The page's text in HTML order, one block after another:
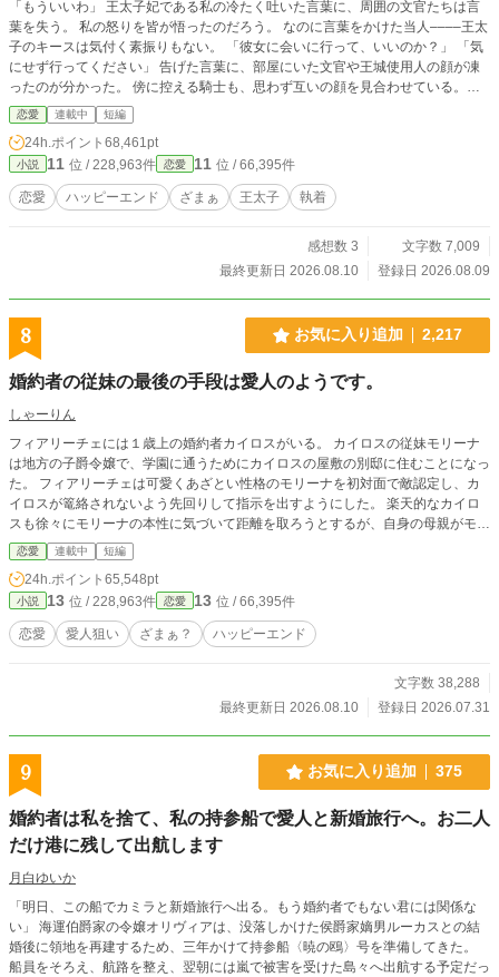
「もういいわ」 王太子妃である私の冷たく吐いた言葉に、周囲の文官たちは言
葉を失う。 私の怒りを皆が悟ったのだろう。 なのに言葉をかけた当人––––王太
子のキースは気付く素振りもない。 「彼女に会いに行って、いいのか？」 「気
にせず行ってください」 告げた言葉に、部屋にいた文官や王城使用人の顔が凍
ったのが分かった。 傍に控える騎士も、思わず互いの顔を見合わせている。
皆、分かっている。 怒鳴られる方がマシだ、泣かれる方が救いがある。 『もう
いい』に込められた意味は、諦めだということに。 「……アイシャ、本当にい
いのか？」 キースの足は、もう出口を向いている。 王太子妃ではなく、別の女
性に会いにいくために…… 「えぇ、どうぞ……好きになさってください」
「……すまない。次は埋め合わせをする！」 出て行くキースの背に、そっと告
げる。 「もう、次なんてないわよ」 その言葉は、走りゆく王太子に届くことは
に尽力してきた。 その努力が軽んじられるのならば。 もう……王太子妃の座に
恋愛 連載中 短編
24h.ポイント 68,461pt
小説 11 位 / 228,963件 恋愛 11 位 / 66,395件
恋愛 ハッピーエンド ざまぁ 王太子 執着
感想数 3
文字数 7,009
最終更新日 2026.08.10
登録日 2026.08.09
8 お気に入り追加 2,217
婚約者の従妹の最後の手段は愛人のようです。
しゃーりん
フィアリーチェには１歳上の婚約者カイロスがいる。 カイロスの従妹モリーナ
は地方の子爵令嬢で、学園に通うためにカイロスの屋敷の別邸に住むことになっ
た。 フィアリーチェは可愛くあざとい性格のモリーナを初対面で敵認定し、カ
イロスが篭絡されないよう先回りして指示を出すようにした。 楽天的なカイロ
スも徐々にモリーナの本性に気づいて距離を取ろうとするが、自身の母親がモリ
ーナを可愛がっており、避けることはできない。 一方、モリーナも最初からカ
イロスの愛人狙いなわけではなく、可愛さと無知さで人目を集めるが、王都で生
まれ育った男の反応は悪い。 フィアリーチェが目を光らせていることからカイ
ロスの愛人になるのも難しいモリーナは、あるパーティーでやらかしてしまうの
だった。
恋愛 連載中 短編
24h.ポイント 65,548pt
小説 13 位 / 228,963件 恋愛 13 位 / 66,395件
恋愛 愛人狙い ざまぁ？ ハッピーエンド
文字数 38,288
最終更新日 2026.08.10
登録日 2026.07.31
9 お気に入り追加 375
婚約者は私を捨て、私の持参船で愛人と新婚旅行へ。お二人
だけ港に残して出航します
月白ゆいか
「明日、この船でカミラと新婚旅行へ出る。もう婚約者でもない君には関係な
い」 海運伯爵家の令嬢オリヴィアは、没落しかけた侯爵家嫡男ルーカスとの結
婚後に領地を再建するため、三年かけて持参船〈暁の鴎〉号を準備してきた。
船員をそろえ、航路を整え、翌朝には嵐で被害を受けた島々へ出航する予定だっ